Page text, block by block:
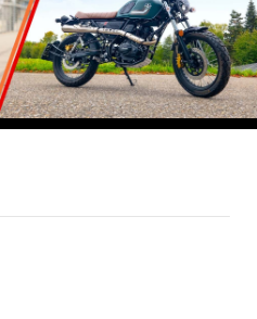
300er Bikes von UM
Aktionspreis!